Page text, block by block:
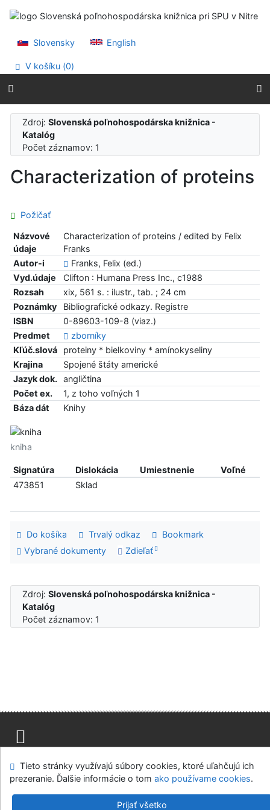
Prejsť na menu
Slovensky
English
V košíku (0)
Zdroj:Slovenská poľnohospodárska knižnica -
Katalóg
Počet záznamov: 1
Characterization of proteins
Požičať
Názvové
údaje
Characterization of proteins / edited by Felix
Franks
Autor-i
Franks, Felix (ed.)
Vyd.údaje
Clifton : Humana Press Inc., c1988
Rozsah
xix, 561 s. : ilustr., tab. ; 24 cm
Poznámky
Bibliografické odkazy. Registre
ISBN
0-89603-109-8 (viaz.)
Predmet
zborníky
Kľúč.slová
proteiny * bielkoviny * amínokyseliny
Krajina
Spojené štáty americké
Jazyk dok.
angličtina
Počet ex.
1, z toho voľných 1
Báza dát
Knihy
kniha
Signatúra Dislokácia Umiestnenie
Voľné
473851
Sklad
Do košíka Trvalý odkaz
Bookmark
Vybrané dokumenty
Zdieľať
Zdroj:Slovenská poľnohospodárska knižnica -
Katalóg
Počet záznamov: 1
Modul OpenSearch
Napíšte nám Nastavenie cookies
Slovenská poľnohospodárska knižnica pri SPU v Nitre
Tieto stránky využívajú súbory cookies, ktoré uľahčujú ich
prezeranie. Ďalšie informácie o tom ako používame cookies.
Prijať všetko